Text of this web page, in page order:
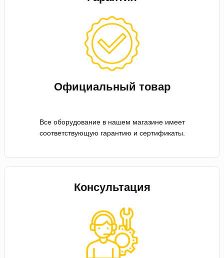
Официальный товар
Все оборудование в нашем магазине имеет
соответствующую гарантию и сертификаты.
Консультация